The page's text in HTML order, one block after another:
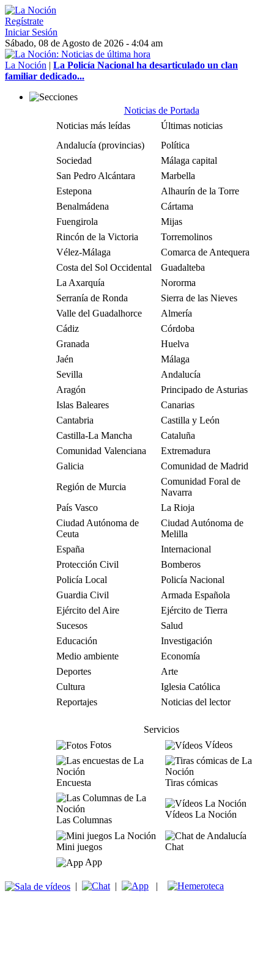
Regístrate
Iniciar Sesión
Sábado, 08 de Agosto de 2026 - 4:04 am
La Noción | La Policía Nacional ha desarticulado un clan
familiar dedicado...
Noticias de Portada
Noticias más leídas
Últimas noticias
Andalucía (provincias)
Política
Sociedad
Málaga capital
San Pedro Alcántara
Marbella
Estepona
Alhaurín de la Torre
Benalmádena
Cártama
Fuengirola
Mijas
Rincón de la Victoria
Torremolinos
Vélez-Málaga
Comarca de Antequera
Costa del Sol Occidental
Guadalteba
La Axarquía
Nororma
Serranía de Ronda
Sierra de las Nieves
Valle del Guadalhorce
Almería
Cádiz
Córdoba
Granada
Huelva
Jaén
Málaga
Sevilla
Andalucía
Aragón
Principado de Asturias
Islas Baleares
Canarias
Cantabria
Castilla y León
Castilla-La Mancha
Cataluña
Comunidad Valenciana
Extremadura
Galicia
Comunidad de Madrid
Región de Murcia
Comunidad Foral de
Navarra
País Vasco
La Rioja
Ciudad Autónoma de
Ceuta
Ciudad Autónoma de
Melilla
España
Internacional
Protección Civil
Bomberos
Policía Local
Policía Nacional
Guardia Civil
Armada Española
Ejército del Aire
Ejército de Tierra
Sucesos
Salud
Educación
Investigación
Medio ambiente
Economía
Deportes
Arte
Cultura
Iglesia Católica
Reportajes
Noticias del lector
Servicios
Fotos
Vídeos
Encuesta Tiras cómicas
Las Columnas
Vídeos La Noción
Mini juegos
Chat
App
| | |